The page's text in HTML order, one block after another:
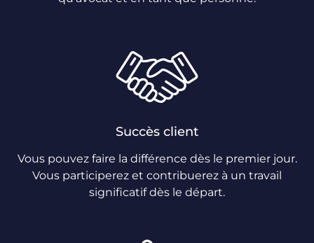
Succès client
Vous pouvez faire la différence dès le premier jour.
Vous participerez et contribuerez à un travail
significatif dès le départ.